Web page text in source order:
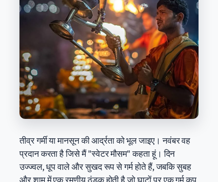
तीव्र गर्मी या मानसून की आर्द्रता को भूल जाइए। नवंबर वह
प्रदान करता है जिसे मैं "स्वेटर मौसम" कहता हूं। दिन
उज्ज्वल, धूप वाले और सुखद रूप से गर्म होते हैं, जबकि सुबह